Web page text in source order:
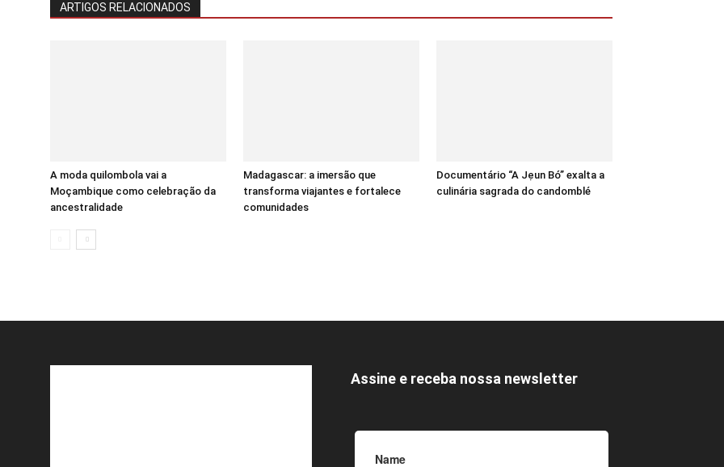
ARTIGOS RELACIONADOS
A moda quilombola vai a
Moçambique como celebração da
ancestralidade
Madagascar: a imersão que
transforma viajantes e fortalece
comunidades
Documentário “A Jẹun Bó” exalta a
culinária sagrada do candomblé
Assine e receba nossa newsletter